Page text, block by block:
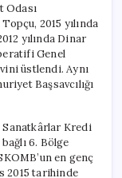
Odası
2015 yılında
yılında Dinar
Genel
üstlendi. Aynı
Başsavcılığı
Sanatkârlar Kredi
6. Bölge
en genç
2015 tarihinde